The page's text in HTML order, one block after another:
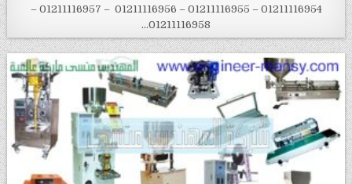
01211116954 – 01211116955 – 01211116956 – 01211116957 –
01211116958…